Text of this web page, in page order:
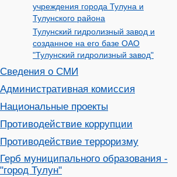
учреждения города Тулуна и
Тулунского района
Тулунский гидролизный завод и
созданное на его базе ОАО
"Тулунский гидролизный завод"
Сведения о СМИ
Административная комиссия
Национальные проекты
Противодействие коррупции
Противодействие терроризму
Герб муниципального образования -
"город Тулун"